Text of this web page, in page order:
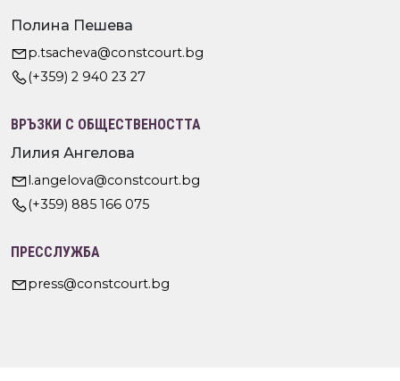
Полина Пешева
p.tsacheva@constcourt.bg
(+359) 2 940 23 27
ВРЪЗКИ С ОБЩЕСТВЕНОСТТА
Лилия Ангелова
l.angelova@constcourt.bg
(+359) 885 166 075
ПРЕССЛУЖБА
press@constcourt.bg